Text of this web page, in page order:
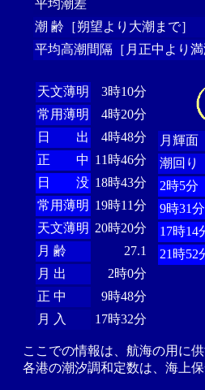
平均潮差
潮 齢［朔望より大潮まで］
平均高潮間隔［月正中より満
天文薄明
3時10分
常用薄明
4時20分
日 出
4時48分
正 中 11時46分
日 没 18時43分
常用薄明 19時11分
天文薄明 20時20分
月 齢
27.1
月 出
2時0分
正 中
9時48分
月 入
17時32分
月輝面
潮回り
2時5分
9時31分
17時14
21時52
ここでの情報は、航海の用に
各港の潮汐調和定数は、海上